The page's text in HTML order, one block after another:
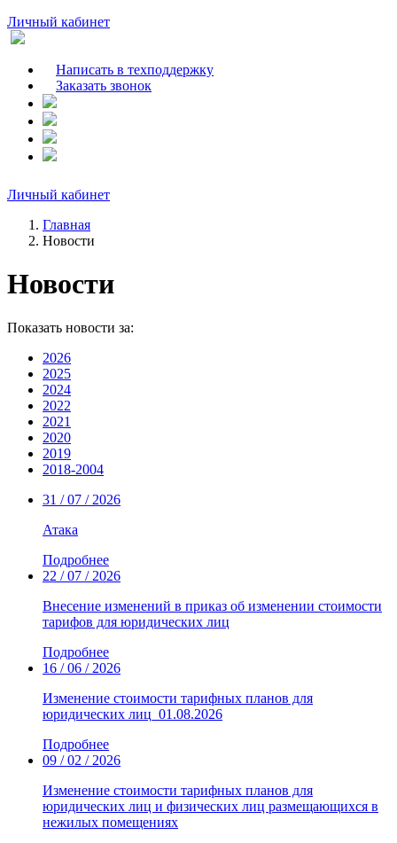
Личный кабинет
Написать в техподдержку
Заказать звонок
Личный кабинет
Главная
Новости
Новости
Показать новости за:
2026
2025
2024
2022
2021
2020
2019
2018-2004
31 / 07 / 2026
Атака
Подробнее
22 / 07 / 2026
Внесение изменений в приказ об изменении стоимости
тарифов для юридических лиц
Подробнее
16 / 06 / 2026
Изменение стоимости тарифных планов для
юридических лиц_01.08.2026
Подробнее
09 / 02 / 2026
Изменение стоимости тарифных планов для
юридических лиц и физических лиц размещающихся в
нежилых помещениях